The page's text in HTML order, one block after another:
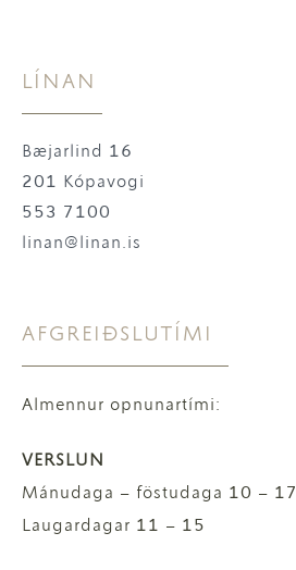
LÍNAN
Bæjarlind 16
201 Kópavogi
553 7100
linan@linan.is
AFGREIÐSLUTÍMI
Almennur opnunartími:
VERSLUN
Mánudaga – föstudaga 10 – 17
Laugardagar 11 – 15